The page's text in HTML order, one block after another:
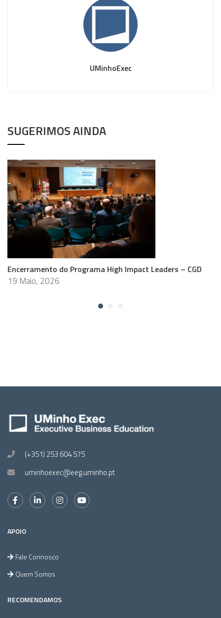
UMinhoExec
SUGERIMOS AINDA
Encerramento do Programa High Impact Leaders – CGD
19 Maio, 2026
(+351) 253 604 575
uminhoexec@eeg.uminho.pt
APOIO
Fale Connosco
Quem Somos
RECOMENDAMOS